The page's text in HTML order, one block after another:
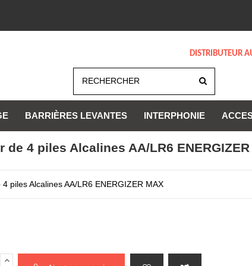
DISTRIBUTEUR
BARRIÈRES LEVANTES INTERPHONIE
de 4 piles Alcalines AA/LR6 ENERGIZER
4 piles Alcalines AA/LR6 ENERGIZER MAX